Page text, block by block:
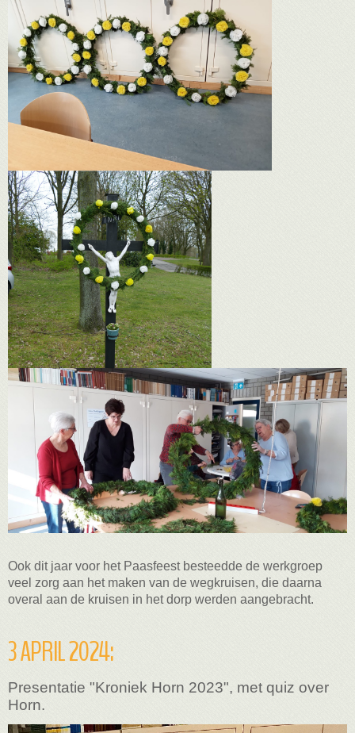
Ook dit jaar voor het Paasfeest besteedde de werkgroep
veel zorg aan het maken van de wegkruisen, die daarna
overal aan de kruisen in het dorp werden aangebracht.
3 APRIL 2024:
Presentatie "Kroniek Horn 2023", met quiz over
Horn.